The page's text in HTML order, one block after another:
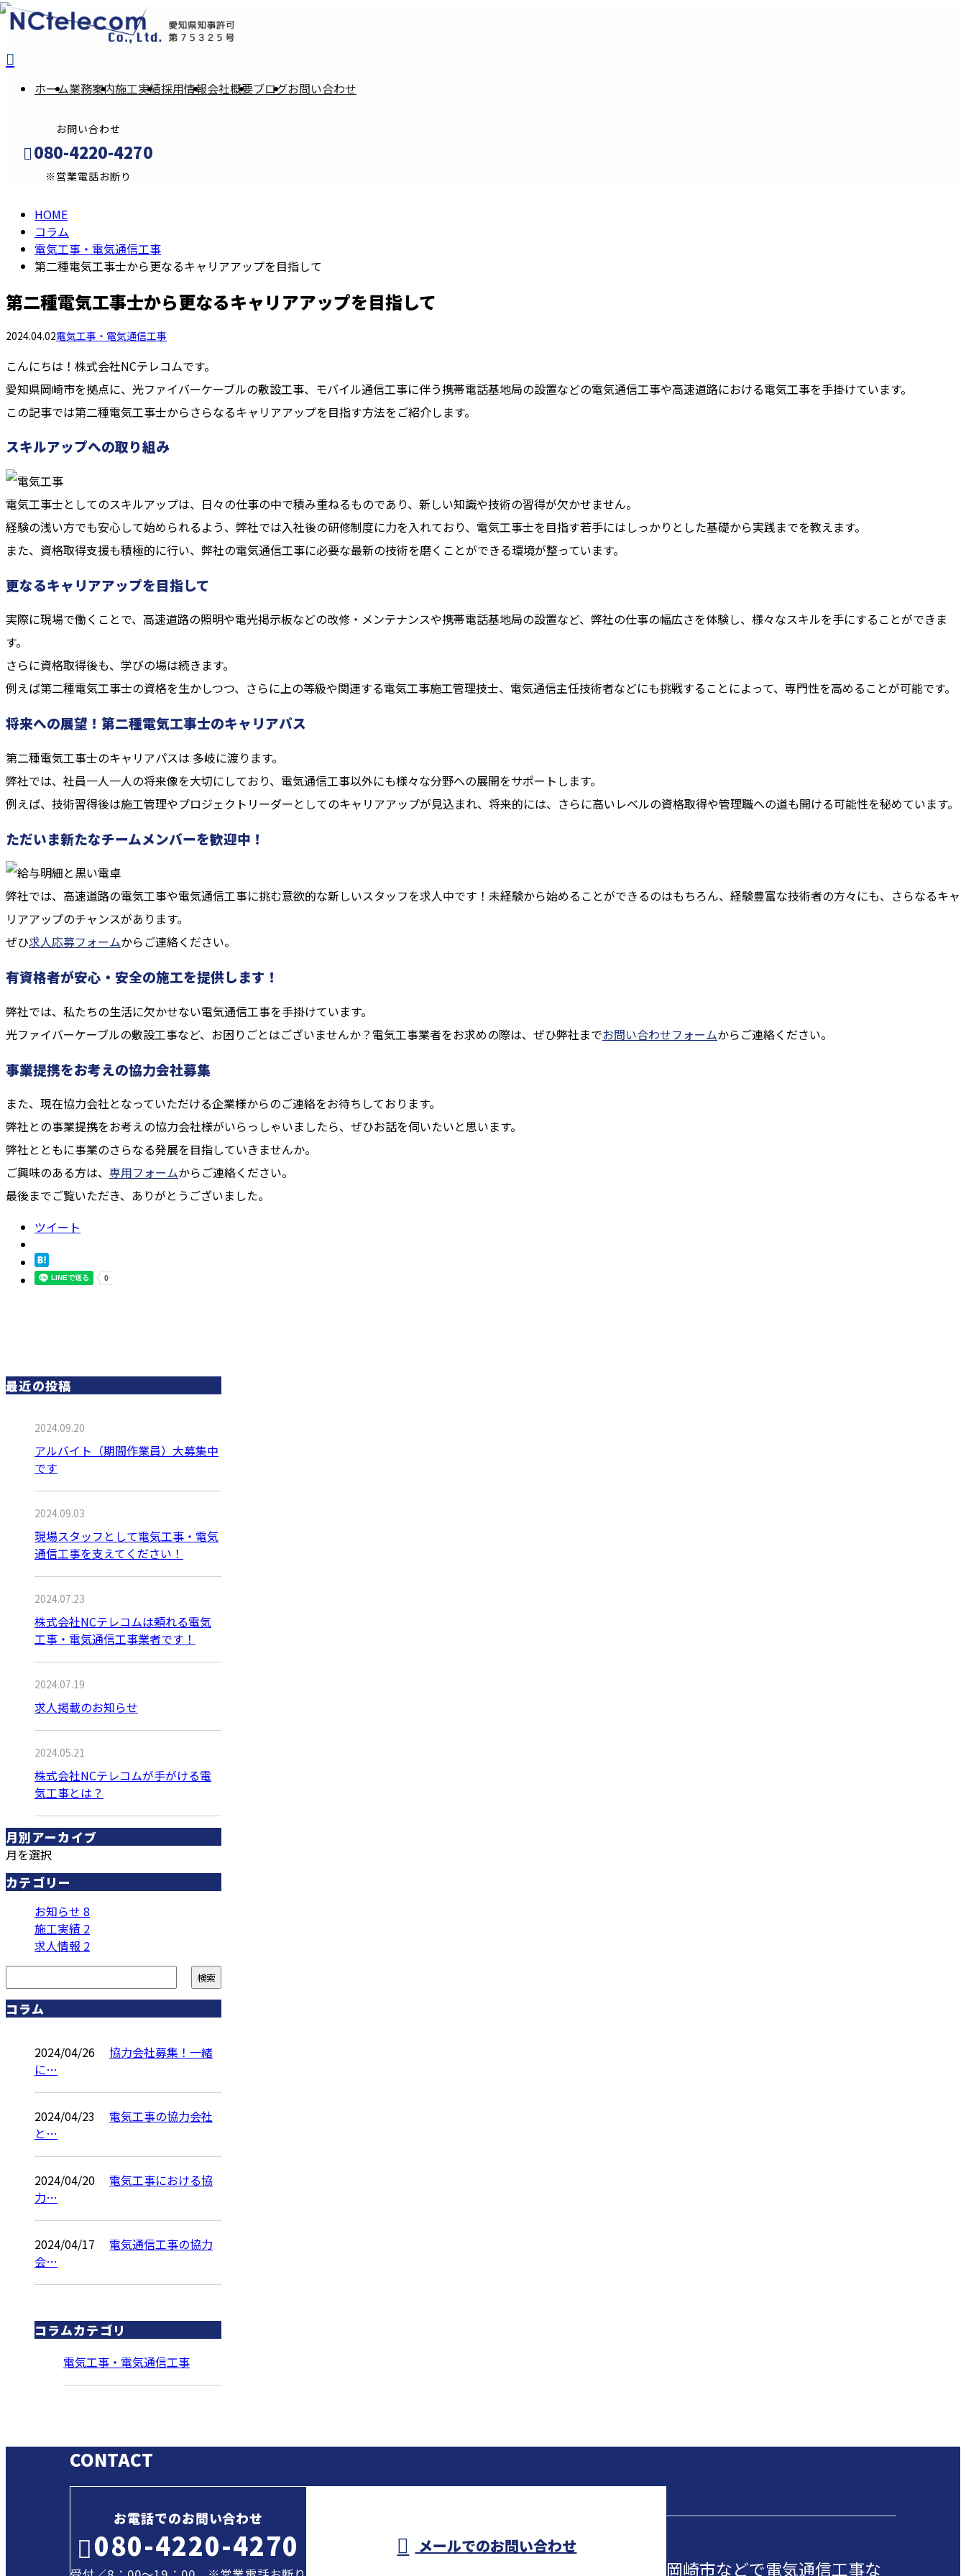
ホーム業務案内施工実績採用情報会社概要ブログお問い合わせ
お問い合わせ
080-4220-4270
※営業電話お断り
メールフォーム
コ
ム
column
HOME
コラム
電気工事・電気通信工事
第二種電気工事士から更なるキャリアアップを目指して
第二種電気工事士から更なるキャリアアップを目指して
2024.04.02電気工事・電気通信工事
こんにちは！株式会社NCテレコムです。
愛知県岡崎市を拠点に、光ファイバーケーブルの敷設工事、モバイル通信工事に伴う携帯電話基地局の設置などの電気通信工事や高速道路における電気工事を手掛けています。
この記事では第二種電気工事士からさらなるキャリアアップを目指す方法をご紹介します。
スキルアップへの取り組み
電気工事士としてのスキルアップは、日々の仕事の中で積み重ねるものであり、新しい知識や技術の習得が欠かせません。
経験の浅い方でも安心して始められるよう、弊社では入社後の研修制度に力を入れており、電気工事士を目指す若手にはしっかりとした基礎から実践までを教えます。
また、資格取得支援も積極的に行い、弊社の電気通信工事に必要な最新の技術を磨くことができる環境が整っています。
更なるキャリアアップを目指して
実際に現場で働くことで、高速道路の照明や電光掲示板などの改修・メンテナンスや携帯電話基地局の設置など、弊社の仕事の幅広さを体験し、様々なスキルを手にすることができま
す。
さらに資格取得後も、学びの場は続きます。
例えば第二種電気工事士の資格を生かしつつ、さらに上の等級や関連する電気工事施工管理技士、電気通信主任技術者などにも挑戦することによって、専門性を高めることが可能です。
将来への展望！第二種電気工事士のキャリアパス
第二種電気工事士のキャリアパスは 多岐に渡ります。
弊社では、社員一人一人の将来像を大切にしており、電気通信工事以外にも様々な分野への展開をサポートします。
例えば、技術習得後は施工管理やプロジェクトリーダーとしてのキャリアアップが見込まれ、将来的には、さらに高いレベルの資格取得や管理職への道も開ける可能性を秘めています。
ただいま新たなチームメンバーを歓迎中！
弊社では、高速道路の電気工事や電気通信工事に挑む意欲的な新しいスタッフを求人中です！未経験から始めることができるのはもちろん、経験豊富な技術者の方々にも、さらなるキャ
リアアップのチャンスがあります。
ぜひ求人応募フォームからご連絡ください。
有資格者が安心・安全の施工を提供します！
弊社では、私たちの生活に欠かせない電気通信工事を手掛けています。
光ファイバーケーブルの敷設工事など、お困りごとはございませんか？電気工事業者をお求めの際は、ぜひ弊社までお問い合わせフォームからご連絡ください。
事業提携をお考えの協力会社募集
また、現在協力会社となっていただける企業様からのご連絡をお待ちしております。
弊社との事業提携をお考えの協力会社様がいらっしゃいましたら、ぜひお話を伺いたいと思います。
弊社とともに事業のさらなる発展を目指していきませんか。
ご興味のある方は、 専用フォームからご連絡ください。
最後までご覧いただき、ありがとうございました。
ツイート
最近の投稿
2024.09.20
アルバイト（期間作業員）大募集中
です
2024.09.03
現場スタッフとして電気工事・電気
通信工事を支えてください！
2024.07.23
株式会社NCテレコムは頼れる電気
工事・電気通信工事業者です！
2024.07.19
求人掲載のお知らせ
2024.05.21
株式会社NCテレコムが手がける電
気工事とは？
月別アーカイブ
月を選択
カテゴリー
お知らせ 8
施工実績 2
求人情報 2
コラム
2024/04/26
協力会社募集！一緒
に…
2024/04/23
電気工事の協力会社
と…
2024/04/20
電気工事における協
力…
2024/04/17
電気通信工事の協力
会…
コラムカテゴリ
電気工事・電気通信工事
CONTACT
お電話でのお問い合わせ
080-4220-4270 メールでのお問い合わせ
岡崎市などで電気通信工事な